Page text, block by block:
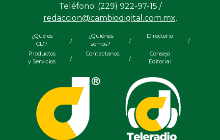
Teléfono: (229) 922-97-15 /
redaccion@cambiodigital.com.mx,
¿Qué es
CD?
/
¿Quiénes
somos?
/
Directorio
/
Productos
y Servicios
/
Contáctanos
/
Consejo
Editorial